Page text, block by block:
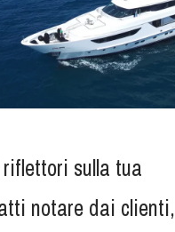
sulla tua
notare dai clienti,